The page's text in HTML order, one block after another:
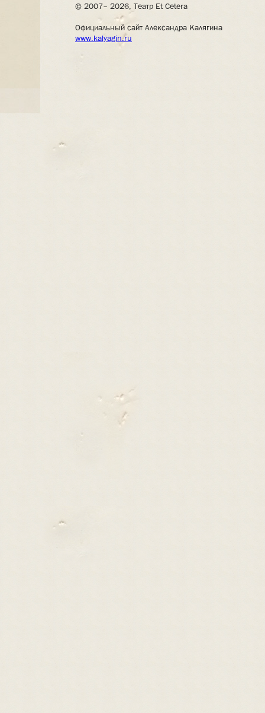
© 2007– 2026, Театр Et Cetera
Официальный сайт Александра Калягина
www.kalyagin.ru